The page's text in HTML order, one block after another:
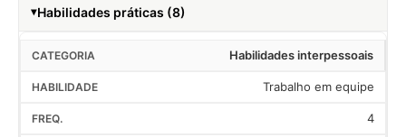
Habilidades práticas (8)
Habilidades interpessoais
Trabalho em equipe
4